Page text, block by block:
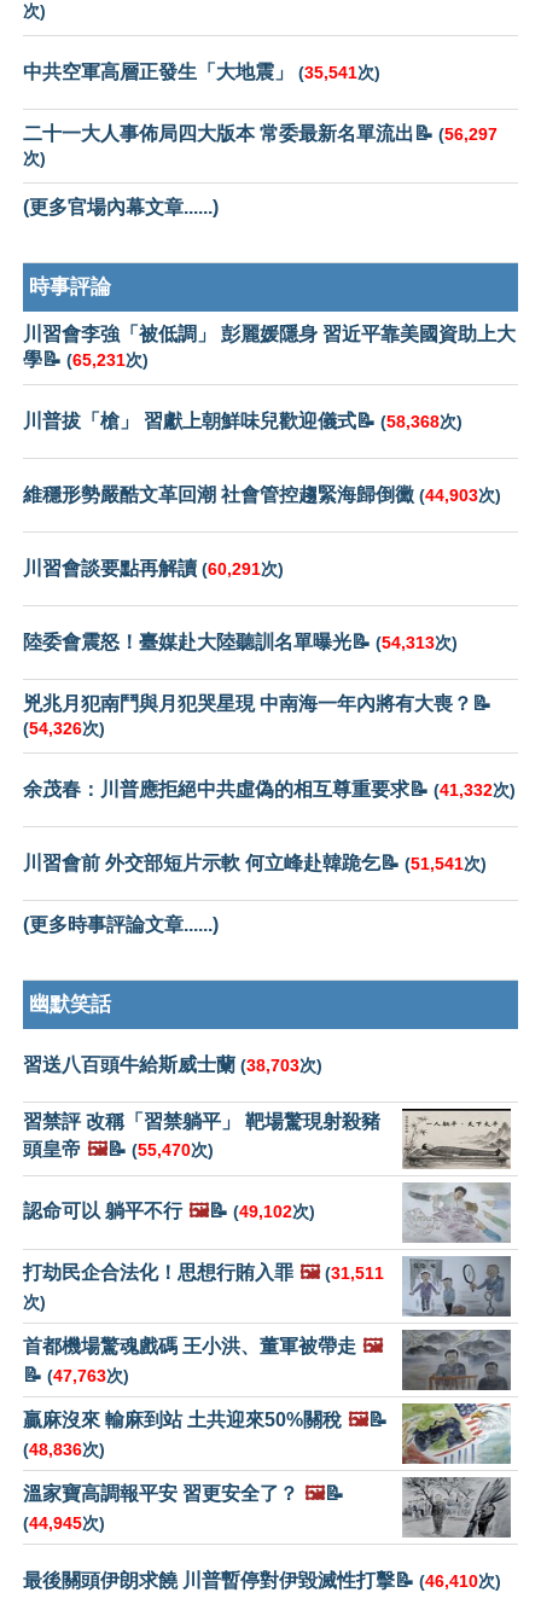
次)
中共空軍高層正發生「大地震」 (35,541次)
二十一大人事佈局四大版本 常委最新名單流出📝 (56,297
次)
(更多官場內幕文章......)
時事評論
川習會李強「被低調」 彭麗媛隱身 習近平靠美國資助上大
學📝 (65,231次)
川普拔「槍」 習獻上朝鮮味兒歡迎儀式📝 (58,368次)
維穩形勢嚴酷文革回潮 社會管控趨緊海歸倒黴 (44,903次)
川習會談要點再解讀 (60,291次)
陸委會震怒！臺媒赴大陸聽訓名單曝光📝 (54,313次)
兇兆月犯南鬥與月犯哭星現 中南海一年內將有大喪？📝
(54,326次)
余茂春：川普應拒絕中共虛偽的相互尊重要求📝 (41,332次)
川習會前 外交部短片示軟 何立峰赴韓跪乞📝 (51,541次)
(更多時事評論文章......)
幽默笑話
習送八百頭牛給斯威士蘭 (38,703次)
習禁評 改稱「習禁躺平」 靶場驚現射殺豬
頭皇帝 🖼️📝 (55,470次)
認命可以 躺平不行 🖼️📝 (49,102次)
打劫民企合法化！思想行賄入罪 🖼️ (31,511
次)
首都機場驚魂戲碼 王小洪、董軍被帶走 🖼️
📝 (47,763次)
贏麻沒來 輸麻到站 土共迎來50%關稅 🖼️📝
(48,836次)
溫家寶高調報平安 習更安全了？ 🖼️📝
(44,945次)
最後關頭伊朗求饒 川普暫停對伊毀滅性打擊📝 (46,410次)